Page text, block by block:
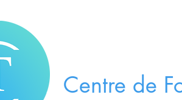
Centre de